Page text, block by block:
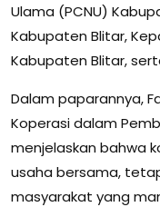
Ulama (PCNU)
Kabupaten Blitar,
Kabupaten Blitar,
Dalam paparannya,
Koperasi dalam
menjelaskan bahwa
usaha bersama,
masyarakat yang